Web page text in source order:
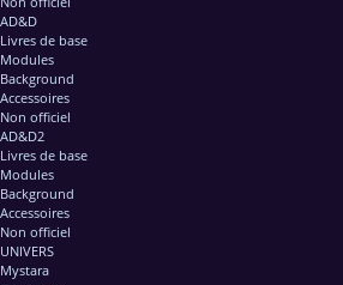
AD&D
Livres de base
Modules
Background
Accessoires
Non officiel
AD&D2
Livres de base
Modules
Background
Accessoires
Non officiel
UNIVERS
Mystara